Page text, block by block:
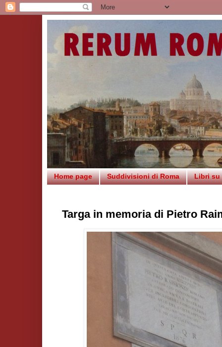
Home page Suddivisioni di Roma Libri su
Targa in memoria di Pietro